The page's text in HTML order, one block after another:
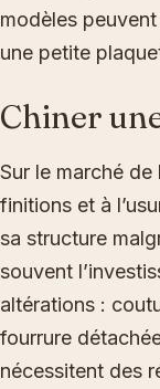
modèles
une petite
Chiner
Sur le marché
finitions et à
sa structure
souvent
altérations :
fourrure
nécessitent des